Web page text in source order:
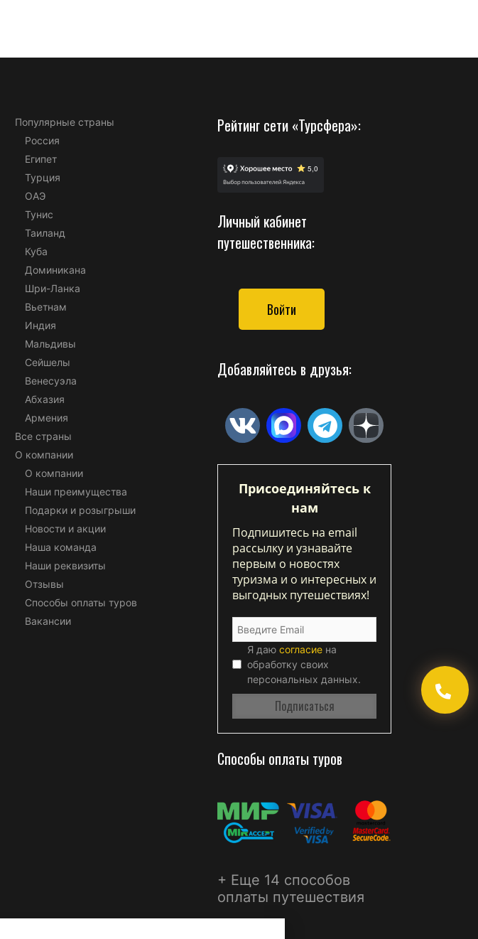
Популярные страны
Россия
Египет
Турция
ОАЭ
Тунис
Таиланд
Куба
Доминикана
Шри-Ланка
Вьетнам
Индия
Мальдивы
Сейшелы
Венесуэла
Абхазия
Армения
Все страны
О компании
О компании
Наши преимущества
Подарки и розыгрыши
Новости и акции
Наша команда
Наши реквизиты
Отзывы
Способы оплаты туров
Вакансии
Рейтинг сети «Турсфера»:
Личный кабинет
путешественника:
Войти
Добавляйтесь в друзья:
Присоединяйтесь к
нам
Подпишитесь на email
рассылку и узнавайте
первым о новостях
туризма и о интересных и
выгодных путешествиях!
Я даю согласие на
обработку своих
персональных данных.
Способы оплаты туров
+ Еще 14 способов
оплаты путешествия